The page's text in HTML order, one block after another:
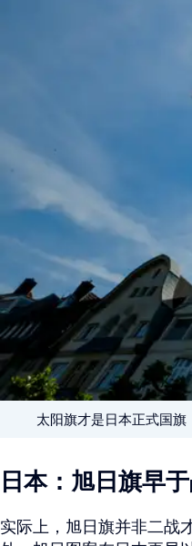
太阳旗才是日本正式国旗
日本：旭日旗早
实际上，旭日旗并非二战